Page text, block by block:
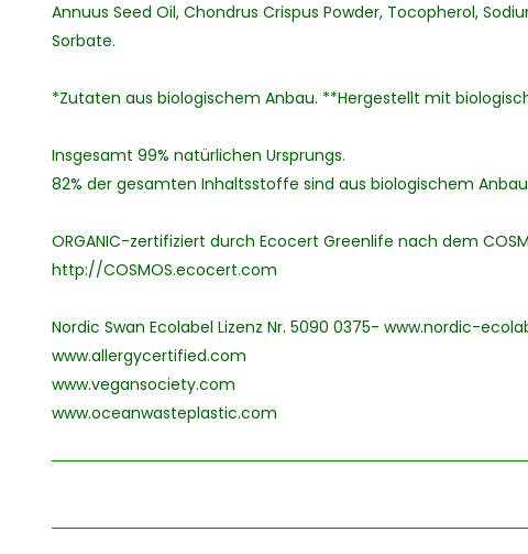
Annuus Seed Oil, Chondrus Crispus Powder, Tocopherol,
Sorbate.
*Zutaten aus biologischem Anbau. **Hergestellt mit
Insgesamt 99% natürlichen Ursprungs.
82% der gesamten Inhaltsstoffe sind aus biologischem
ORGANIC-zertifiziert durch Ecocert Greenlife nach dem
http://COSMOS.ecocert.com
Nordic Swan Ecolabel Lizenz Nr. 5090 0375- www.nordic-
www.allergycertified.com
www.vegansociety.com
www.oceanwasteplastic.com